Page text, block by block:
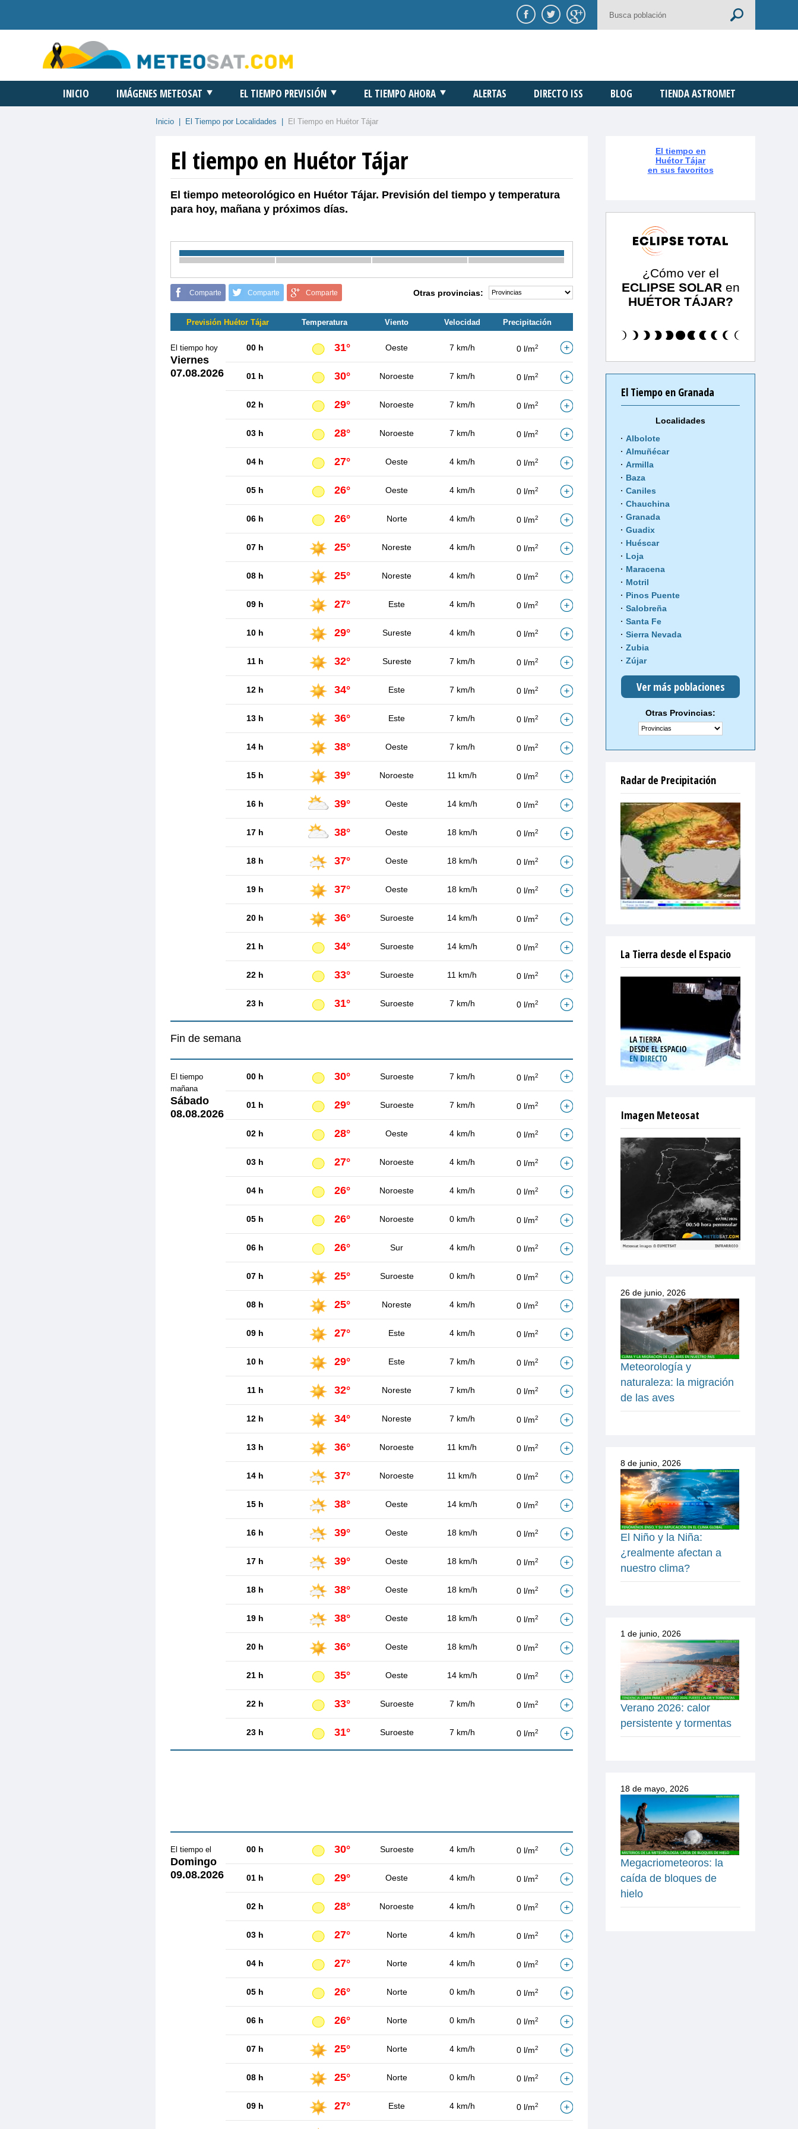
INICIO IMÁGENES METEOSAT EL TIEMPO PREVISIÓN EL TIEMPO AHORA ALERTAS DIRECTO ISS BLOG TIENDA ASTROMET
Inicio El Tiempo por Localidades El Tiempo en Huétor Tájar
El tiempo en Huétor Tájar
El tiempo meteorológico en Huétor Tájar. Previsión del tiempo y temperatura
para hoy, mañana y próximos días.
Comparte Comparte Comparte Otras provincias:
Previsión Huétor Tájar Temperatura Viento Velocidad Precipitación
El tiempo hoy
Viernes
07.08.2026
00 h 31° Oeste 7 km/h 0 l/m2
01 h 30° Noroeste 7 km/h 0 l/m2
02 h 29° Noroeste 7 km/h 0 l/m2
03 h 28° Noroeste 7 km/h 0 l/m2
04 h 27° Oeste 4 km/h 0 l/m2
05 h 26° Oeste 4 km/h 0 l/m2
06 h 26° Norte 4 km/h 0 l/m2
07 h 25° Noreste 4 km/h 0 l/m2
08 h 25° Noreste 4 km/h 0 l/m2
09 h 27° Este 4 km/h 0 l/m2
10 h 29° Sureste 4 km/h 0 l/m2
11 h 32° Sureste 7 km/h 0 l/m2
12 h 34° Este 7 km/h 0 l/m2
13 h 36° Este 7 km/h 0 l/m2
14 h 38° Oeste 7 km/h 0 l/m2
15 h 39° Noroeste 11 km/h 0 l/m2
16 h 39° Oeste 14 km/h 0 l/m2
17 h 38° Oeste 18 km/h 0 l/m2
18 h 37° Oeste 18 km/h 0 l/m2
19 h 37° Oeste 18 km/h 0 l/m2
20 h 36° Suroeste 14 km/h 0 l/m2
21 h 34° Suroeste 14 km/h 0 l/m2
22 h 33° Suroeste 11 km/h 0 l/m2
23 h 31° Suroeste 7 km/h 0 l/m2
Fin de semana
El tiempo
mañana
Sábado
08.08.2026
00 h 30° Suroeste 7 km/h 0 l/m2
01 h 29° Suroeste 7 km/h 0 l/m2
02 h 28° Oeste 4 km/h 0 l/m2
03 h 27° Noroeste 4 km/h 0 l/m2
04 h 26° Noroeste 4 km/h 0 l/m2
05 h 26° Noroeste 0 km/h 0 l/m2
06 h 26° Sur 4 km/h 0 l/m2
07 h 25° Suroeste 0 km/h 0 l/m2
08 h 25° Noreste 4 km/h 0 l/m2
09 h 27° Este 4 km/h 0 l/m2
10 h 29° Este 7 km/h 0 l/m2
11 h 32° Noreste 7 km/h 0 l/m2
12 h 34° Noreste 7 km/h 0 l/m2
13 h 36° Noroeste 11 km/h 0 l/m2
14 h 37° Noroeste 11 km/h 0 l/m2
15 h 38° Oeste 14 km/h 0 l/m2
16 h 39° Oeste 18 km/h 0 l/m2
17 h 39° Oeste 18 km/h 0 l/m2
18 h 38° Oeste 18 km/h 0 l/m2
19 h 38° Oeste 18 km/h 0 l/m2
20 h 36° Oeste 18 km/h 0 l/m2
21 h 35° Oeste 14 km/h 0 l/m2
22 h 33° Suroeste 7 km/h 0 l/m2
23 h 31° Suroeste 7 km/h 0 l/m2
El tiempo el
Domingo
09.08.2026
00 h 30° Suroeste 4 km/h 0 l/m2
01 h 29° Oeste 4 km/h 0 l/m2
02 h 28° Noroeste 4 km/h 0 l/m2
03 h 27° Norte 4 km/h 0 l/m2
04 h 27° Norte 4 km/h 0 l/m2
05 h 26° Norte 0 km/h 0 l/m2
06 h 26° Norte 0 km/h 0 l/m2
07 h 25° Norte 4 km/h 0 l/m2
08 h 25° Norte 0 km/h 0 l/m2
09 h 27° Este 4 km/h 0 l/m2
El tiempo en
Huétor Tájar
en sus favoritos
¿Cómo ver el
ECLIPSE SOLAR en
HUÉTOR TÁJAR?
El Tiempo en Granada
Localidades
Albolote
Almuñécar
Armilla
Baza
Caniles
Chauchina
Granada
Guadix
Huéscar
Loja
Maracena
Motril
Pinos Puente
Salobreña
Santa Fe
Sierra Nevada
Zubia
Zújar
Ver más poblaciones
Otras Provincias:
Radar de Precipitación
La Tierra desde el Espacio
Imagen Meteosat
26 de junio, 2026
Meteorología y
naturaleza: la migración
de las aves
8 de junio, 2026
El Niño y la Niña:
¿realmente afectan a
nuestro clima?
1 de junio, 2026
Verano 2026: calor
persistente y tormentas
18 de mayo, 2026
Megacriometeoros: la
caída de bloques de
hielo